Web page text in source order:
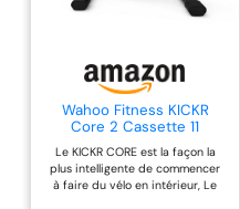
Wahoo Fitness KICKR
Core 2 Cassette 11
Vitesses
Le KICKR CORE est la façon la
plus intelligente de commencer
à faire du vélo en intérieur, Le